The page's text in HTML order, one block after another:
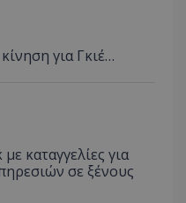
για Γκιέ…
καταγγελίες για
σε ξένους